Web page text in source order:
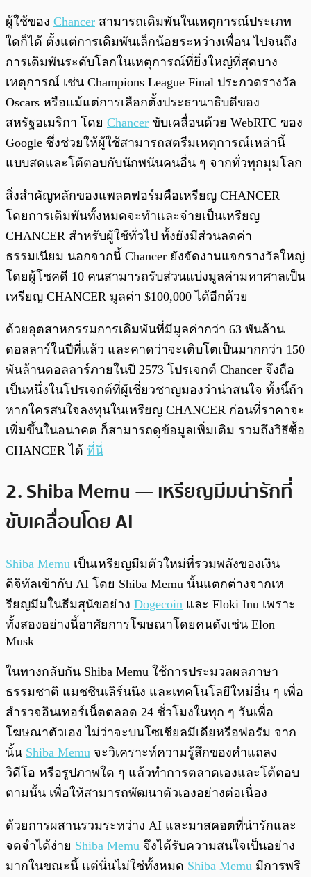
ผู้ใช้ของ Chancer สามารถเดิมพันในเหตุการณ์ประเภท
ใดก็ได้ ตั้งแต่การเดิมพันเล็กน้อยระหว่างเพื่อน ไปจนถึง
การเดิมพันระดับโลกในเหตุการณ์ที่ยิ่งใหญ่ที่สุดบาง
เหตุการณ์ เช่น Champions League Final ประกวดรางวัล
Oscars หรือแม้แต่การเลือกตั้งประธานาธิบดีของ
สหรัฐอเมริกา โดย Chancer ขับเคลื่อนด้วย WebRTC ของ
Google ซึ่งช่วยให้ผู้ใช้สามารถสตรีมเหตุการณ์เหล่านี้
แบบสดและโต้ตอบกับนักพนันคนอื่น ๆ จากทั่วทุกมุมโลก
สิ่งสำคัญหลักของแพลตฟอร์มคือเหรียญ CHANCER
โดยการเดิมพันทั้งหมดจะทำและจ่ายเป็นเหรียญ
CHANCER สำหรับผู้ใช้ทั่วไป ทั้งยังมีส่วนลดค่า
ธรรมเนียม นอกจากนี้ Chancer ยังจัดงานแจกรางวัลใหญ่
โดยผู้โชคดี 10 คนสามารถรับส่วนแบ่งมูลค่ามหาศาลเป็น
เหรียญ CHANCER มูลค่า $100,000 ได้อีกด้วย
ด้วยอุตสาหกรรมการเดิมพันที่มีมูลค่ากว่า 63 พันล้าน
ดอลลาร์ในปีที่แล้ว และคาดว่าจะเติบโตเป็นมากกว่า 150
พันล้านดอลลาร์ภายในปี 2573 โปรเจกต์ Chancer จึงถือ
เป็นหนึ่งในโปรเจกต์ที่ผู้เชี่ยวชาญมองว่าน่าสนใจ ทั้งนี้ถ้า
หากใครสนใจลงทุนในเหรียญ CHANCER ก่อนที่ราคาจะ
เพิ่มขึ้นในอนาคต ก็สามารถดูข้อมูลเพิ่มเติม รวมถึงวิธีซื้อ
CHANCER ได้ ที่นี่
2. Shiba Memu — เหรียญมีมน่ารักที่
ขับเคลื่อนโดย AI
Shiba Memu เป็นเหรียญมีมตัวใหม่ที่รวมพลังของเงิน
ดิจิทัลเข้ากับ AI โดย Shiba Memu นั้นแตกต่างจากเห
รียญมีมในธีมสุนัขอย่าง Dogecoin และ Floki Inu เพราะ
ทั้งสองอย่างนี้อาศัยการโฆษณาโดยคนดังเช่น Elon
Musk
ในทางกลับกัน Shiba Memu ใช้การประมวลผลภาษา
ธรรมชาติ แมชชีนเลิร์นนิง และเทคโนโลยีใหม่อื่น ๆ เพื่อ
สำรวจอินเทอร์เน็ตตลอด 24 ชั่วโมงในทุก ๆ วันเพื่อ
โฆษณาตัวเอง ไม่ว่าจะบนโซเชียลมีเดียหรือฟอรัม จาก
นั้น Shiba Memu จะวิเคราะห์ความรู้สึกของคำแถลง
วิดีโอ หรือรูปภาพใด ๆ แล้วทำการตลาดเองและโต้ตอบ
ตามนั้น เพื่อให้สามารถพัฒนาตัวเองอย่างต่อเนื่อง
ด้วยการผสานรวมระหว่าง AI และมาสคอตที่น่ารักและ
จดจำได้ง่าย Shiba Memu จึงได้รับความสนใจเป็นอย่าง
มากในขณะนี้ แต่นั่นไม่ใช่ทั้งหมด Shiba Memu มีการพรี